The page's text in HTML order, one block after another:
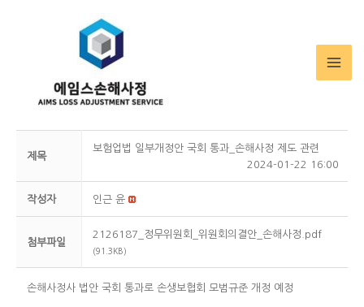
제목
보험업법 일부개정안 국회 통과_손해사정 제도 관련
2024-01-22 16:00
작성자 인근 윤
첨부파일
2126187_정무위원회_위원회의결안_손해사정.pdf
(91.3KB)
손해사정사 법안 국회 통과로 손생보협회 모범규준 개정 예정